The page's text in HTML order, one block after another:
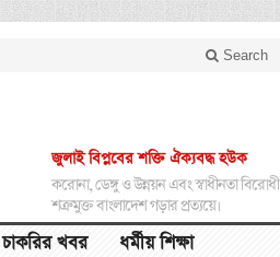
Search
জুলাই বিপ্লবের শক্তি ঐক্যবদ্ধ হউক
করোনা, ডেঙ্গু ও উন্নয়ন এবং স্বাধীনতা বিরোধী
শত্রুমুক্ত বাংলাদেশ গড়ার প্রত্যয়ে।
চাকরির খবর
ধর্মীয় শিক্ষা